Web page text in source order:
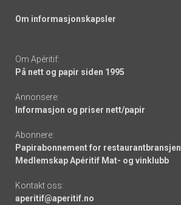
Om informasjonskapsler
Om Apéritif:
På nett og papir siden 1995
Annonsere:
Informasjon og priser nett/papir
Abonnere:
Papirabonnement for restaurantbransjen
Medlemskap Apéritif Mat- og vinklubb
Kontakt oss:
aperitif@aperitif.no